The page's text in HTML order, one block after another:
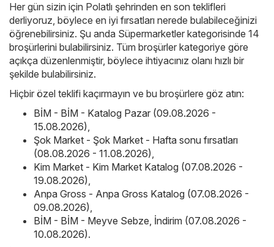
Her gün sizin için Polatlı şehrinden en son teklifleri
derliyoruz, böylece en iyi fırsatları nerede bulabileceğinizi
öğrenebilirsiniz. Şu anda Süpermarketler kategorisinde 14
broşürlerini bulabilirsiniz. Tüm broşürler kategoriye göre
açıkça düzenlenmiştir, böylece ihtiyacınız olanı hızlı bir
şekilde bulabilirsiniz.
Hiçbir özel teklifi kaçırmayın ve bu broşürlere göz atın:
BİM - BİM - Katalog Pazar (09.08.2026 -
15.08.2026),
Şok Market - Şok Market - Hafta sonu fırsatları
(08.08.2026 - 11.08.2026),
Kim Market - Kim Market Katalog (07.08.2026 -
19.08.2026),
Anpa Gross - Anpa Gross Katalog (07.08.2026 -
09.08.2026),
BİM - BİM - Meyve Sebze, İndirim (07.08.2026 -
10.08.2026).